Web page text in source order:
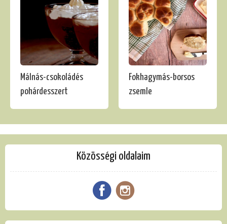
Málnás-csokoládés
pohárdesszert
Fokhagymás-borsos
zsemle
Közösségi oldalaim